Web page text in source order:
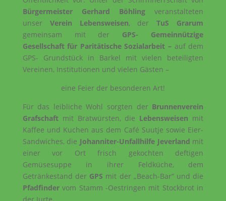
Bürgermeister Gerhard Böhling veranstalteten
unser Verein Lebensweisen, derTuS Grarum
gemeinsam mit der GPS- Gemeinnützige
Gesellschaft für Paritätische Sozialarbeit – auf dem
GPS- Grundstück in Barkel mit vielen beteiligten
Vereinen, Institutionen und vielen Gästen –
eine Feier der besonderen Art!
Für das leibliche Wohl sorgten der Brunnenverein
Grafschaftmit Bratwürsten, die Lebensweisen mit
Kaffee und Kuchen aus dem Café Suutje sowie Eier-
Sandwiches, die Johanniter-Unfallhilfe Jeverland mit
einer vor Ort frisch gekochten deftigen
Gemüsesuppe in ihrer Feldküche, dem
Getränkestand der GPS mit der „Beach-Bar“ und die
Pfadfindervom Stamm -Oestringen mit Stockbrot in